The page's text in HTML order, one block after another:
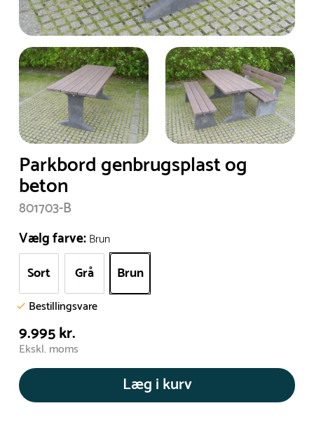
Parkbord genbrugsplast og
beton
801703-B
Vælg farve:Brun
Sort Grå Brun
Bestillingsvare
9.995 kr.
Ekskl. moms
Læg i kurv